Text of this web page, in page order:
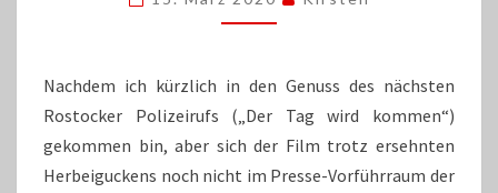
IN
TAGEN
Nachdem ich kürzlich in den Genuss des nächsten
Rostocker Polizeirufs („Der Tag wird kommen“)
gekommen bin, aber sich der Film trotz ersehnten
Herbeiguckens noch nicht im Presse-Vorführraum der